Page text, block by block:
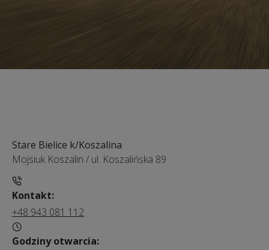
Stare Bielice k/Koszalina
Mojsiuk Koszalin / ul. Koszalińska 89
Kontakt:
+48 943 081 112
Godziny otwarcia: